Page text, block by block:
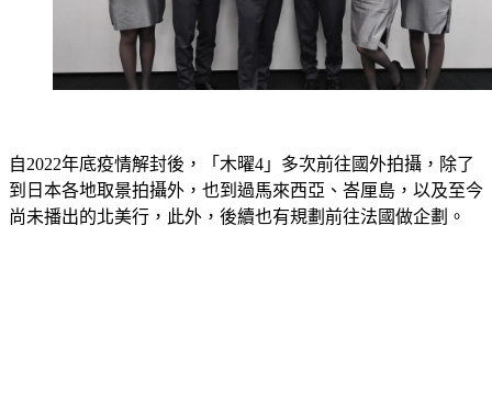
自2022年底疫情解封後，「木曜4」多次前往國外拍攝，除了
到日本各地取景拍攝外，也到過馬來西亞、峇厘島，以及至今
尚未播出的北美行，此外，後續也有規劃前往法國做企劃。